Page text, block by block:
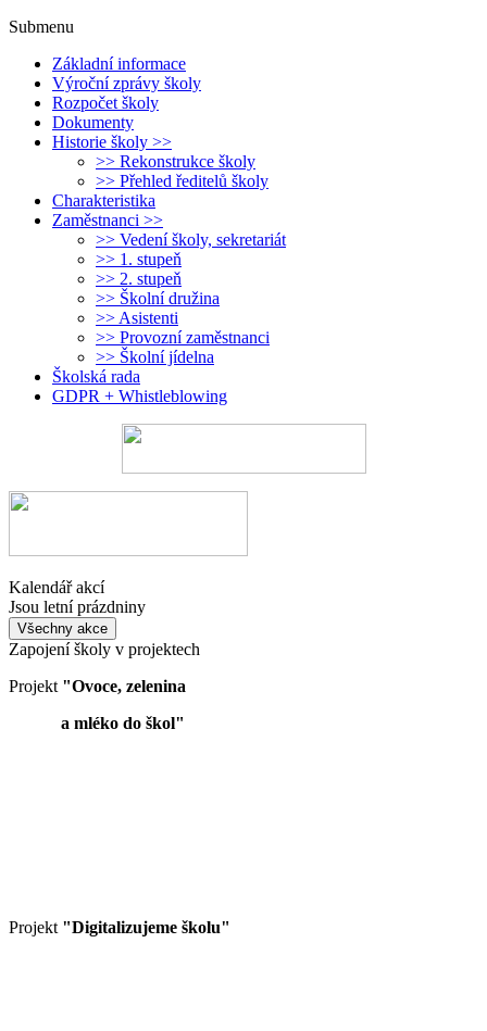
Submenu
Základní informace
Výroční zprávy školy
Rozpočet školy
Dokumenty
Historie školy >>
>> Rekonstrukce školy
>> Přehled ředitelů školy
Charakteristika
Zaměstnanci >>
>> Vedení školy, sekretariát
>> 1. stupeň
>> 2. stupeň
>> Školní družina
>> Asistenti
>> Provozní zaměstnanci
>> Školní jídelna
Školská rada
GDPR + Whistleblowing
Kalendář akcí
Jsou letní prázdniny
Všechny akce
Zapojení školy v projektech
Projekt "Ovoce, zelenina
a mléko do škol"
Projekt "Digitalizujeme školu"